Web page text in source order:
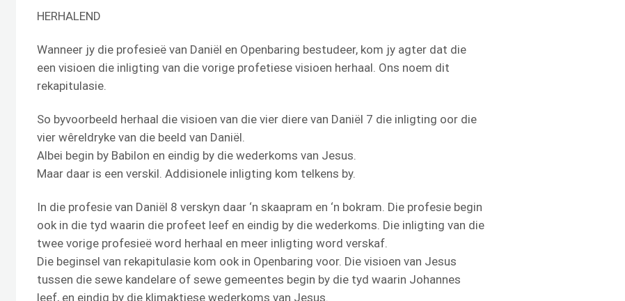
HERHALEND
Wanneer jy die profesieë van Daniël en Openbaring bestudeer, kom jy agter dat die
een visioen die inligting van die vorige profetiese visioen herhaal. Ons noem dit
rekapitulasie.
So byvoorbeeld herhaal die visioen van die vier diere van Daniël 7 die inligting oor die
vier wêreldryke van die beeld van Daniël.
Albei begin by Babilon en eindig by die wederkoms van Jesus.
Maar daar is een verskil. Addisionele inligting kom telkens by.
In die profesie van Daniël 8 verskyn daar ‘n skaapram en ‘n bokram. Die profesie begin
ook in die tyd waarin die profeet leef en eindig by die wederkoms. Die inligting van die
twee vorige profesieë word herhaal en meer inligting word verskaf.
Die beginsel van rekapitulasie kom ook in Openbaring voor. Die visioen van Jesus
tussen die sewe kandelare of sewe gemeentes begin by die tyd waarin Johannes
leef, en eindig by die klimaktiese wederkoms van Jesus.